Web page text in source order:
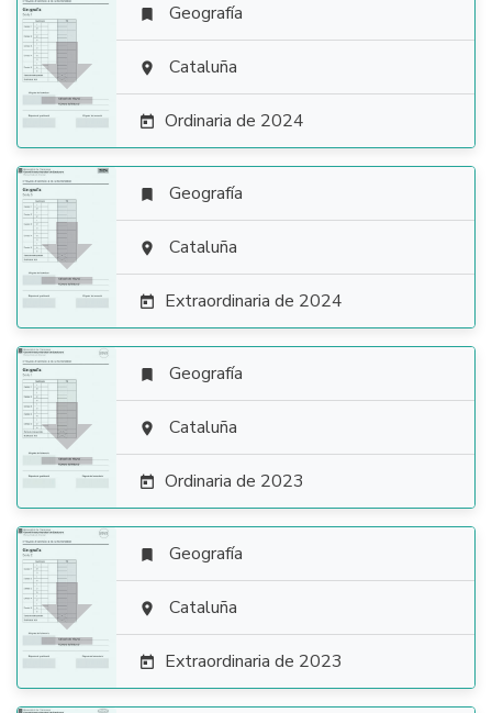

 Geografía
 Cataluña
 Ordinaria de 2024

 Geografía
 Cataluña
 Extraordinaria de 2024

 Geografía
 Cataluña
 Ordinaria de 2023

 Geografía
 Cataluña
 Extraordinaria de 2023